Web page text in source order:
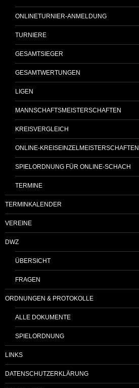
ONLINETURNIER-ANMELDUNG
TURNIERE
GESAMTSIEGER
GESAMTWERTUNGEN
LIGEN
MANNSCHAFTSMEISTERSCHAFTEN
KREISVERGLEICH
ONLINE-KREISEINZELMEISTERSCHAFTEN
SPIELORDNUNG FÜR ONLINE-SCHACH
TERMINE
TERMINKALENDER
VEREINE
DWZ
ÜBERSICHT
FRAGEN
ORDNUNGEN & PROTOKOLLE
ALLE DOKUMENTE
SPIELORDNUNG
LINKS
DATENSCHUTZERKLÄRUNG